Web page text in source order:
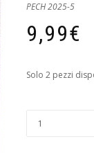
PECH 2025-5
9,99€
Solo 2 pezzi